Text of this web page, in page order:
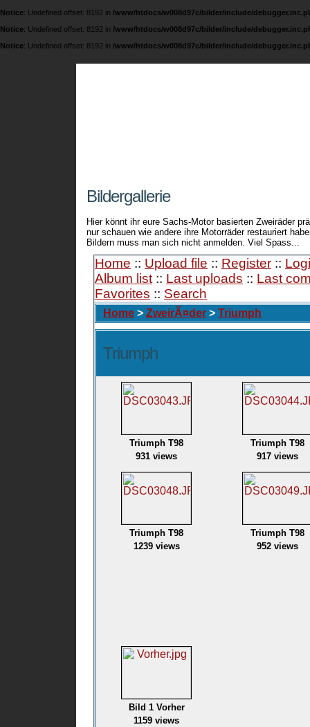
Notice: Undefined offset: 8192 in /www/htdocs/w008d97c/bilder/include/
Notice: Undefined offset: 8192 in /www/htdocs/w008d97c/bilder/include/
Notice: Undefined offset: 8192 in /www/htdocs/w008d97c/bilder/include/
Bildergallerie
Hier könnt ihr eure Sachs-Motor basierten Zweiräder
nur schauen wie andere ihre Motorräder restauriert
Bildern muss man sich nicht anmelden. Viel Spass...
Home :: Upload file :: Register ::
Album list :: Last uploads :: Last
Favorites :: Search
Home > ZweirÃ¤der > Triumph
Triumph
Triumph T98
931 views
Triumph T98
917 views
Triumph T98
1239 views
Triumph T98
952 views
Bild 1 Vorher
1159 views